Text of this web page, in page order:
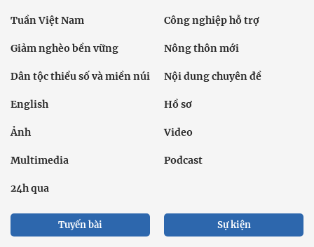
Tuần Việt Nam Công nghiệp hỗ trợ
Giảm nghèo bền vững Nông thôn mới
Dân tộc thiểu số và miền núi Nội dung chuyên đề
English Hồ sơ
Ảnh Video
Multimedia Podcast
24h qua
Tuyến bài Sự kiện